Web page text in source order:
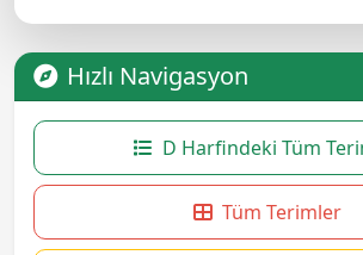
Hızlı Navigasyon
D Harfindeki Tüm
Tüm Terimler